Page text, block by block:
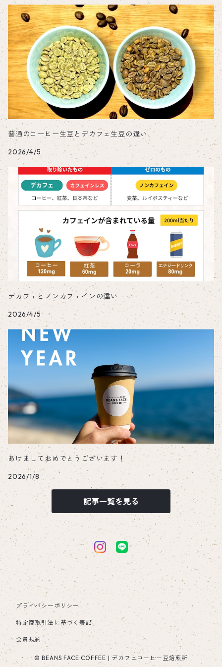
普通のコーヒー生豆とデカフェ生豆の違い
2026/4/5
デカフェとノンカフェインの違い
2026/4/5
あけましておめでとうございます！
2026/1/8
記事一覧を見る
プライバシーポリシー
特定商取引法に基づく表記
会員規約
© BEANS FACE COFFEE | デカフェコーヒー豆焙煎所